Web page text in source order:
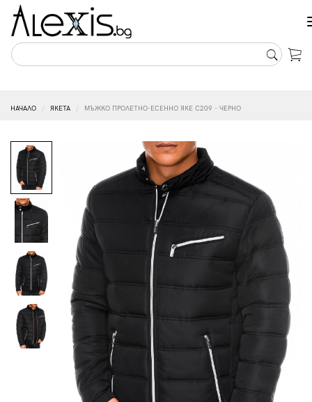
НАЧАЛО ЯКЕТА МЪЖКО ПРОЛЕТНО-ЕСЕННО ЯКЕ C209 - ЧЕРНО